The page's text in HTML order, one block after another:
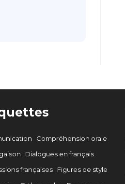
Compréhension orale
Dialogues en français
françaises
Figures de style